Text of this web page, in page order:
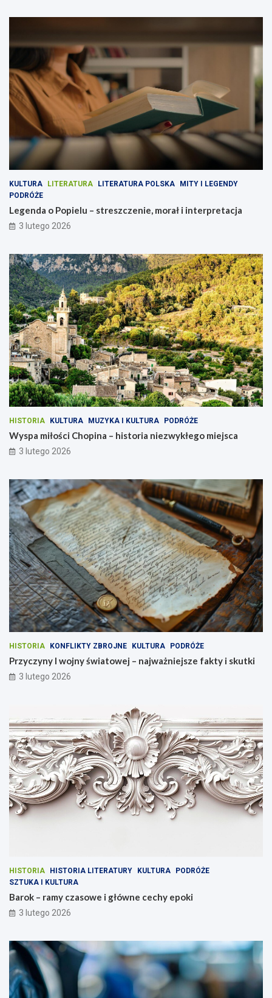
KULTURA LITERATURA LITERATURA POLSKA
MITY I LEGENDY
PODRÓŻE
Legenda o Popielu – streszczenie, morał i interpretacja
3 lutego 2026
HISTORIA KULTURA MUZYKA I KULTURA PODRÓŻE
Wyspa miłości Chopina – historia niezwykłego miejsca
3 lutego 2026
HISTORIA KONFLIKTY ZBROJNE KULTURA PODRÓŻE
Przyczyny I wojny światowej – najważniejsze fakty i skutki
3 lutego 2026
HISTORIA HISTORIA LITERATURY KULTURA
PODRÓŻE
SZTUKA I KULTURA
Barok – ramy czasowe i główne cechy epoki
3 lutego 2026